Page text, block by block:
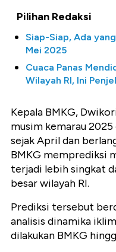
Pilihan Redaksi
Siap-Siap, Ada
Mei 2025
Cuaca Panas
Wilayah RI, Ini
Kepala BMKG,
musim kemarau
sejak April dan
BMKG memprediksi
terjadi lebih singkat
besar wilayah RI.
Prediksi tersebut
analisis dinamika
dilakukan BMKG